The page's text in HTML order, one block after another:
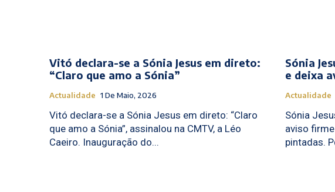
Vitó declara-se a Sónia Jesus em direto:
“Claro que amo a Sónia”
Actualidade 1 De Maio, 2026
Vitó declara-se a Sónia Jesus em direto: “Claro
que amo a Sónia”, assinalou na CMTV, a Léo
Caeiro. Inauguração do...
Sónia
e deixa
Actualidade
Sónia
aviso